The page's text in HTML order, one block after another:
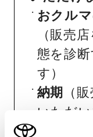
おクル
（販売
態を診
す）
納期
（
いただ
ではお